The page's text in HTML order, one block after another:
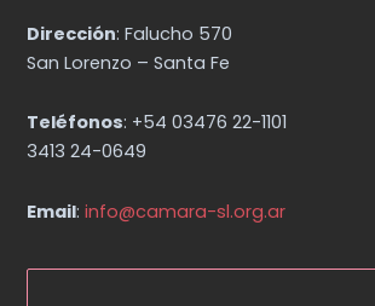
Dirección: Falucho 570
San Lorenzo – Santa Fe
Teléfonos: +54 03476 22-1101
3413 24-0649
Email:info@camara-sl.org.ar